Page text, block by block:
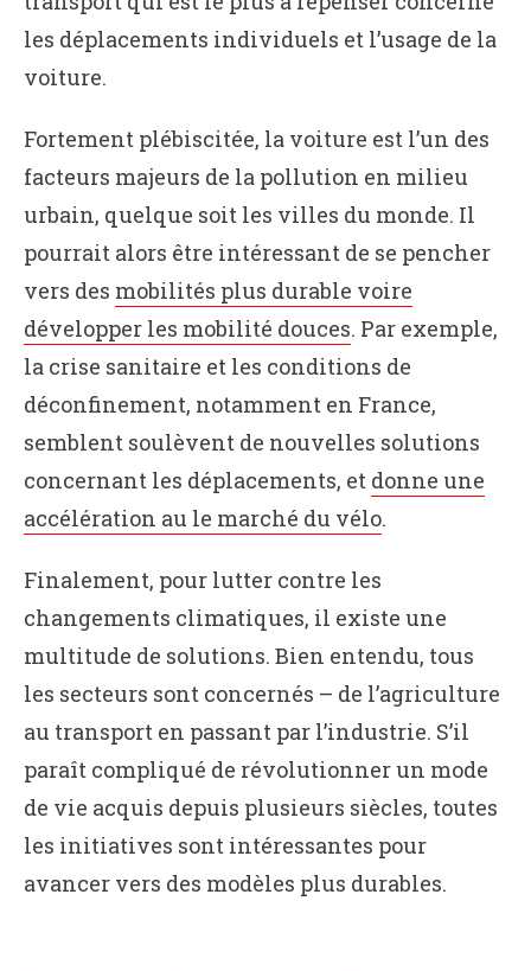
les déplacements individuels et l’usage de la
voiture.
Fortement plébiscitée, la voiture est l’un des
facteurs majeurs de la pollution en milieu
urbain, quelque soit les villes du monde. Il
pourrait alors être intéressant de se pencher
vers des mobilités plus durable voire
développer les mobilité douces. Par exemple,
la crise sanitaire et les conditions de
déconfinement, notamment en France,
semblent soulèvent de nouvelles solutions
concernant les déplacements, et donne une
accélération au le marché du vélo.
Finalement, pour lutter contre les
changements climatiques, il existe une
multitude de solutions. Bien entendu, tous
les secteurs sont concernés – de l’agriculture
au transport en passant par l’industrie. S’il
paraît compliqué de révolutionner un mode
de vie acquis depuis plusieurs siècles, toutes
les initiatives sont intéressantes pour
avancer vers des modèles plus durables.